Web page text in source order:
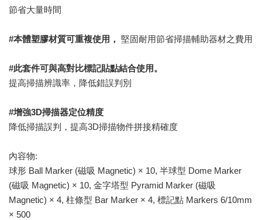
節省大量時間
#本體塑膠材質可重複使用， 堅固耐用節省掃描輔助器材之費用
#此套件可與高對比標記貼點結合使用。
提高掃描辨識率，降低錯誤判別
#增強3D掃描器定位精度
降低掃描誤判，提高3D掃描物件拼接精確度
內容物:
球形 Ball Marker (磁吸 Magnetic) × 10, 半球型 Dome Marker
(磁吸 Magnetic) × 10, 金字塔型 Pyramid Marker (磁吸
Magnetic) × 4, 柱條型 Bar Marker × 4, 標記點 Markers 6/10mm
× 500